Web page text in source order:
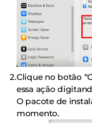
Clique no botão
essa ação
O pacote de
momento.